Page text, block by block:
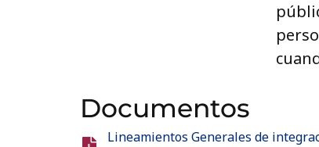
Documentos
Lineamientos Generales de